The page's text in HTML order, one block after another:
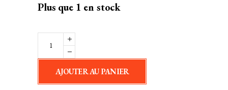
Plus que 1 en stock
AJOUTER AU PANIER